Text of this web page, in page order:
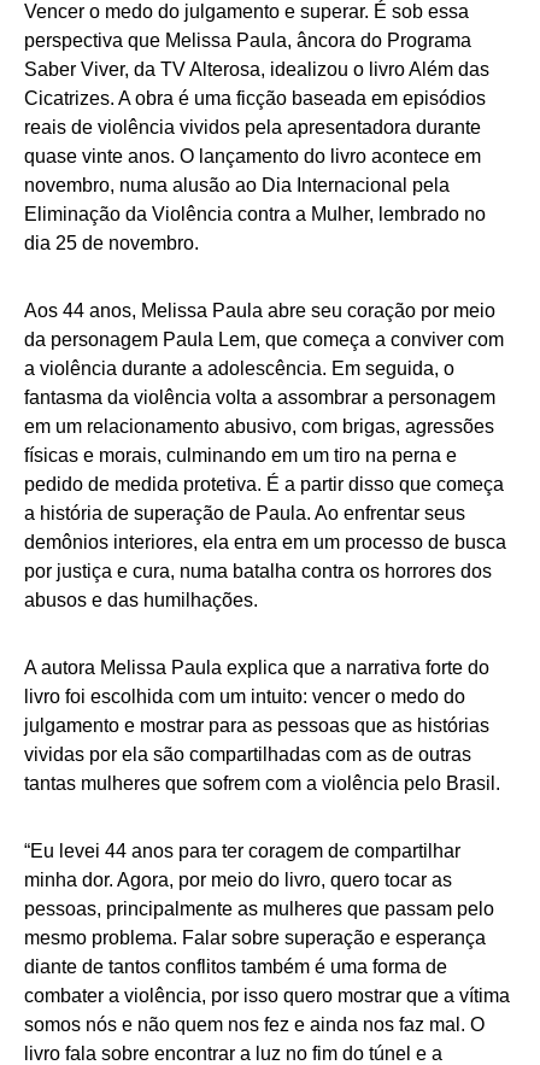
Vencer o medo do julgamento e superar. É sob essa
perspectiva que Melissa Paula, âncora do Programa
Saber Viver, da TV Alterosa, idealizou o livro Além das
Cicatrizes. A obra é uma ficção baseada em episódios
reais de violência vividos pela apresentadora durante
quase vinte anos. O lançamento do livro acontece em
novembro, numa alusão ao Dia Internacional pela
Eliminação da Violência contra a Mulher, lembrado no
dia 25 de novembro.
Aos 44 anos, Melissa Paula abre seu coração por meio
da personagem Paula Lem, que começa a conviver com
a violência durante a adolescência. Em seguida, o
fantasma da violência volta a assombrar a personagem
em um relacionamento abusivo, com brigas, agressões
físicas e morais, culminando em um tiro na perna e
pedido de medida protetiva. É a partir disso que começa
a história de superação de Paula. Ao enfrentar seus
demônios interiores, ela entra em um processo de busca
por justiça e cura, numa batalha contra os horrores dos
abusos e das humilhações.
A autora Melissa Paula explica que a narrativa forte do
livro foi escolhida com um intuito: vencer o medo do
julgamento e mostrar para as pessoas que as histórias
vividas por ela são compartilhadas com as de outras
tantas mulheres que sofrem com a violência pelo Brasil.
“Eu levei 44 anos para ter coragem de compartilhar
minha dor. Agora, por meio do livro, quero tocar as
pessoas, principalmente as mulheres que passam pelo
mesmo problema. Falar sobre superação e esperança
diante de tantos conflitos também é uma forma de
combater a violência, por isso quero mostrar que a vítima
somos nós e não quem nos fez e ainda nos faz mal. O
livro fala sobre encontrar a luz no fim do túnel e a